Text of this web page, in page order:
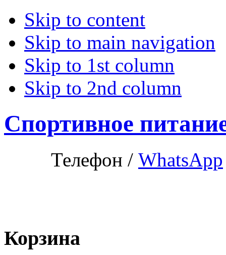
Skip to content
Skip to main navigation
Skip to 1st column
Skip to 2nd column
Спортивное
Телефон / WhatsApp
Корзина